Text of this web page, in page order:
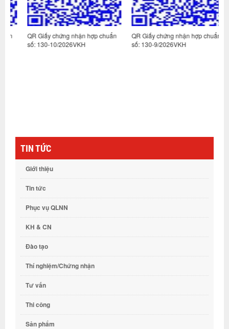
QR Giấy chứng nhận hợp chuẩn
số: 130-10/2026VKH
QR Giấy chứng nhận hợp chuẩn
số: 130-9/2026VKH
TIN TỨC
Giới thiệu
Tin tức
Phục vụ QLNN
KH & CN
Đào tạo
Thí nghiệm/Chứng nhận
Tư vấn
Thi công
Sản phẩm